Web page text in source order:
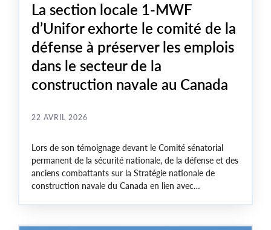
La section locale 1-MWF
d’Unifor exhorte le comité de la
défense à préserver les emplois
dans le secteur de la
construction navale au Canada
22 AVRIL 2026
Lors de son témoignage devant le Comité sénatorial
permanent de la sécurité nationale, de la défense et des
anciens combattants sur la Stratégie nationale de
construction navale du Canada en lien avec
syndicat Unifor, a adressé un message clair : nous